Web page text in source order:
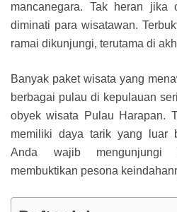
mancanegara. Tak heran
diminati para wisatawan.
ramai dikunjungi, terutama di
Banyak paket wisata yang
berbagai pulau di kepulauan
obyek wisata Pulau Harapan.
memiliki daya tarik yang luar
Anda wajib mengunjungi
membuktikan pesona